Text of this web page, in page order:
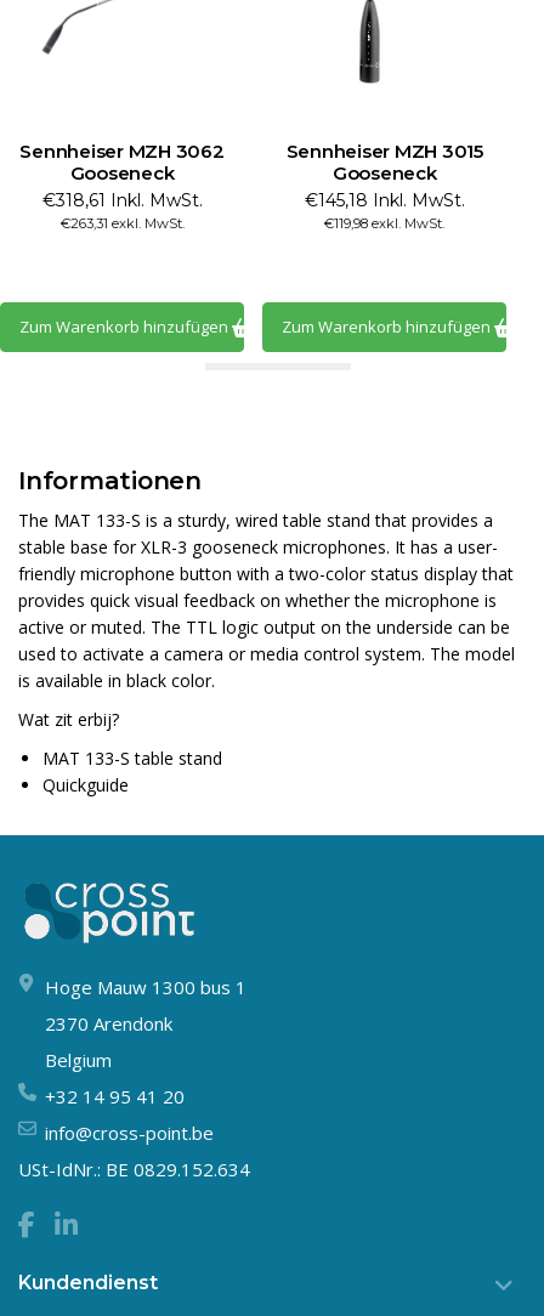
Sennheiser MZH 3062
Gooseneck
€318,61 Inkl. MwSt.
€263,31 exkl. MwSt.
Zum Warenkorb hinzufügen
Sennheiser MZH 3015
Gooseneck
€145,18 Inkl. MwSt.
€119,98 exkl. MwSt.
Zum Warenkorb hinzufügen
Informationen
The MAT 133-S is a sturdy, wired table stand that provides a
stable base for XLR-3 gooseneck microphones. It has a user-
friendly microphone button with a two-color status display that
provides quick visual feedback on whether the microphone is
active or muted. The TTL logic output on the underside can be
used to activate a camera or media control system. The model
is available in black color.
Wat zit erbij?
MAT 133-S table stand
Quickguide
Hoge Mauw 1300 bus 1
2370 Arendonk
Belgium
+32 14 95 41 20
info@cross-point.be
USt-IdNr.: BE 0829.152.634
Kundendienst